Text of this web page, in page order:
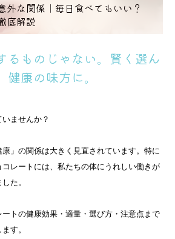
外な関係｜毎日食べてもいい？
底解説
るものじゃない。賢く選ん
健康の味方に。
ませんか？
」の関係は大きく見直されています。特に
レートには、私たちの体にうれしい働きが
た。
トの健康効果・適量・選び方・注意点まで
す。